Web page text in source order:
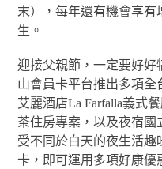
末），每年還有機會享有
生。
迎接父親節，一定要好好
山會員卡平台推出多項
艾麗酒店La Farfalla義式
茶住房專案，以及夜宿
受不同於白天的夜生活趣
卡，即可運用多項好康優